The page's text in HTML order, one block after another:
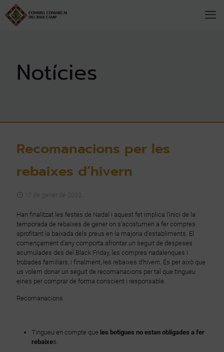
Recomanacions per les
rebaixes d’hivern
17 de gener de 2022
Han finalitzat les festes de Nadal i aquest fet implica l'inici de la
temporada de rebaixes de gener on s'acostumen a fer compres
aprofitant la baixada dels preus en la majoria d'establiments. El
començament d'any comporta afrontar un seguit de despeses
acumulades des del Black Friday, les compres nadalenques i
trobades familiars, i finalment, les rebaixes d'hivern. És per això que
us volem donar un seguit de recomanacions per tal que tingueu
eines per comprar de forma conscient i responsable.
Recomanacions
Tingueu en compte que les botigues no estan obligades a fer
rebaixes.